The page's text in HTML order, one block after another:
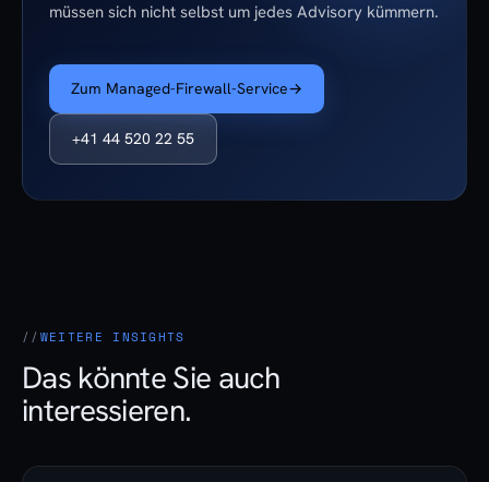
müssen sich nicht selbst um jedes Advisory kümmern.
Zum Managed-Firewall-Service→
+41 44 520 22 55
WEITERE INSIGHTS
Das könnte Sie auch
interessieren.